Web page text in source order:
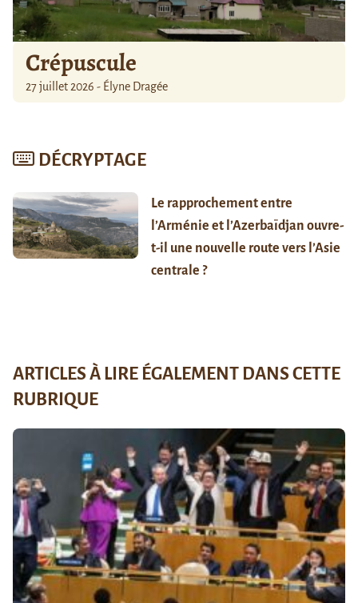
Crépuscule
27 juillet 2026 - Élyne Dragée
DÉCRYPTAGE
Le rapprochement entre
l’Arménie et l’Azerbaïdjan ouvre-
t-il une nouvelle route vers l’Asie
centrale ?
ARTICLES À LIRE ÉGALEMENT DANS CETTE
RUBRIQUE